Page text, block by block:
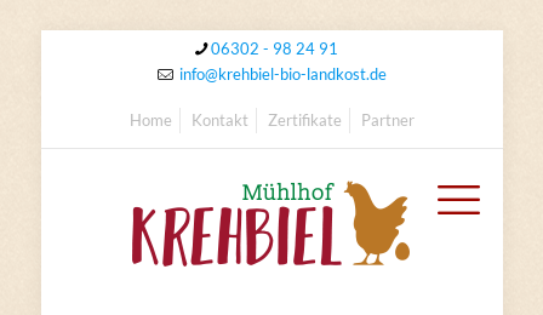
06302 - 98 24 91
info@krehbiel-bio-landkost.de
Home Kontakt Zertifikate Partner